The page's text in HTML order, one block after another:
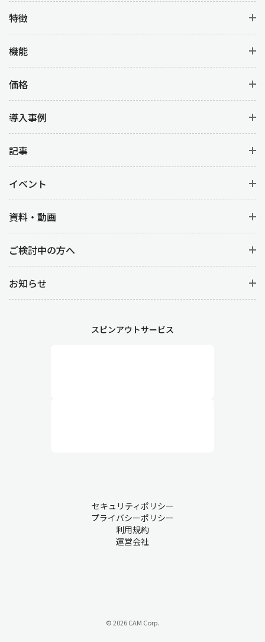
特徴
機能
価格
導入事例
記事
イベント
資料・動画
ご検討中の方へ
お知らせ
スピンアウトサービス
セキュリティポリシー
プライバシーポリシー
利用規約
運営会社
© 2026 CAM Corp.